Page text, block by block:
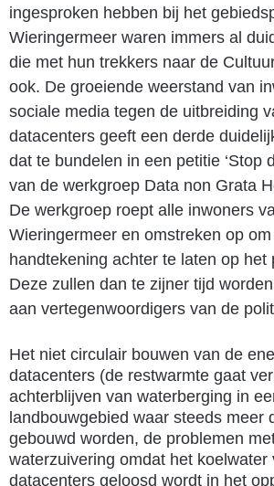
ingesproken hebben bij het
Wieringermeer waren immers al
die met hun trekkers naar de
ook. De groeiende weerstand van
sociale media tegen de uitbreiding
datacenters geeft een derde
dat te bundelen in een petitie ‘Stop
van de werkgroep Data non Grata
De werkgroep roept alle inwoners
Wieringermeer en omstreken op
handtekening achter te laten op het
Deze zullen dan te zijner tijd
aan vertegenwoordigers van de
Het niet circulair bouwen van de
datacenters (de restwarmte gaat
achterblijven van waterberging in
landbouwgebied waar steeds meer
gebouwd worden, de problemen
waterzuivering omdat het koelwater
datacenters geloosd wordt in het